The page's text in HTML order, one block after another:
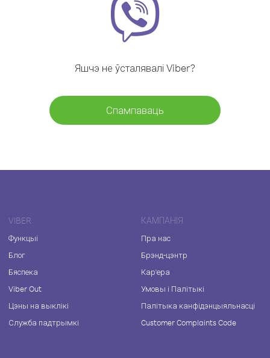
Яшчэ не ўсталявалі Viber?
Спампаваць
VIBER
Функцыі
Блог
Бяспека
Viber Out
Цэны на выклікі
Служба падтрымкі
КАМПАНІЯ
Пра нас
Брэнд-цэнтр
Кар'ера
Умовы і Палітыкі
Палітыка канфідэнцыяльнасці
Customer Complaints Code